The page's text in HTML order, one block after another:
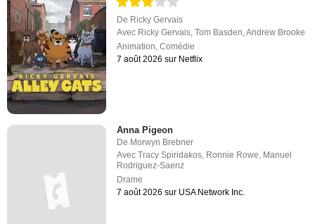
De Ricky Gervais
Avec Ricky Gervais,Tom Basden,Andrew Brooke
Animation,Comédie
7 août 2026 sur Netflix
Anna Pigeon
De Morwyn Brebner
AvecTracy Spiridakos, Ronnie Rowe, Manuel
Rodriguez-Saenz
Drame
7 août 2026 sur USA Network Inc.